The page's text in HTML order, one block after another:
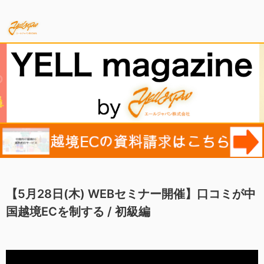
【5月28日(木) WEBセミナー開催】口コミが中
国越境ECを制する / 初級編